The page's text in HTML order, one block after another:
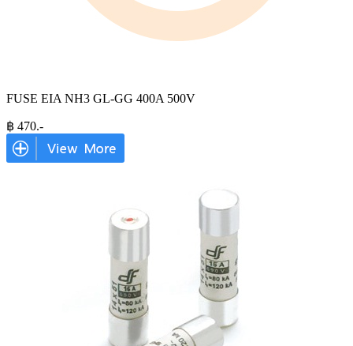
FUSE EIA NH3 GL-GG 400A 500V
฿ 470.-